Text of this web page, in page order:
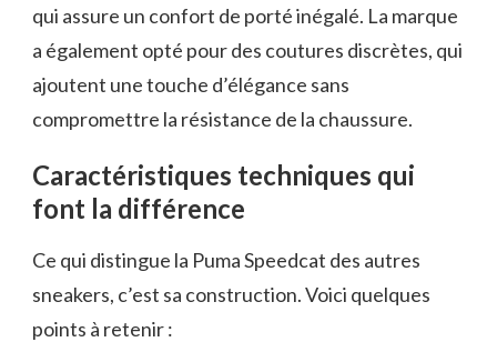
qui assure un confort de porté inégalé. La marque
a également opté pour des coutures discrètes, qui
ajoutent une touche d’élégance sans
compromettre la résistance de la chaussure.
Caractéristiques techniques qui
font la différence
Ce qui distingue la Puma Speedcat des autres
sneakers, c’est sa construction. Voici quelques
points à retenir :